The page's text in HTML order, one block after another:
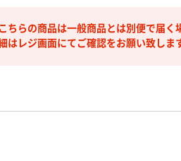
こちらの商品は一般商品とは別便で届く
はレジ画面にてご確認をお願い致しま